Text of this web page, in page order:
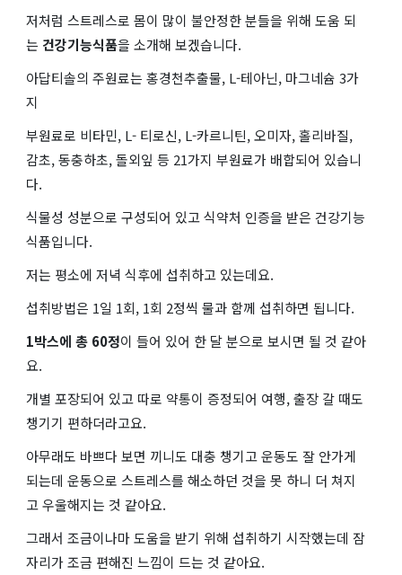
저처럼 스트레스로 몸이 많이 불안정한 분들을 위해 도움 되
는 건강기능식품을 소개해 보겠습니다.
아답티솔의 주원료는 홍경천추출물, L-테아닌, 마그네슘 3가
지
부원료로 비타민, L- 티로신, L-카르니틴, 오미자, 홀리바질,
감초, 동충하초, 돌외잎 등 21가지 부원료가 배합되어 있습니
다.
식물성 성분으로 구성되어 있고 식약처 인증을 받은 건강기능
식품입니다.
저는 평소에 저녁 식후에 섭취하고 있는데요.
섭취방법은 1일 1회, 1회 2정씩 물과 함께 섭취하면 됩니다.
1박스에 총 60정이 들어 있어 한 달 분으로 보시면 될 것 같아
요.
개별 포장되어 있고 따로 약통이 증정되어 여행, 출장 갈 때도
챙기기 편하더라고요.
아무래도 바쁘다 보면 끼니도 대충 챙기고 운동도 잘 안가게
되는데 운동으로 스트레스를 해소하던 것을 못 하니 더 쳐지
고 우울해지는 것 같아요.
그래서 조금이나마 도움을 받기 위해 섭취하기 시작했는데 잠
자리가 조금 편해진 느낌이 드는 것 같아요.